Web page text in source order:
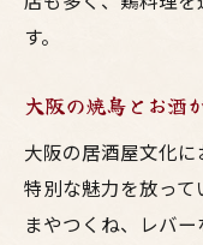
鶏料理と
居酒屋で
梅田らし
焼鳥好きが集
す。
大阪の焼鳥とお酒
大阪の居酒屋文化
特別な魅力を放っ
まやつくね、レバ